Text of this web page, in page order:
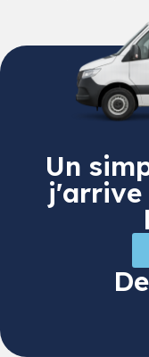
Un
j'arrive